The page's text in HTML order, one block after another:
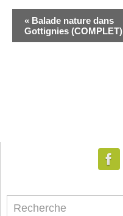
« Balade nature dans
Gottignies (COMPLET)